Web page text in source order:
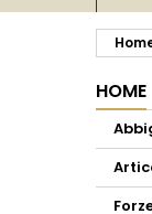
HOME